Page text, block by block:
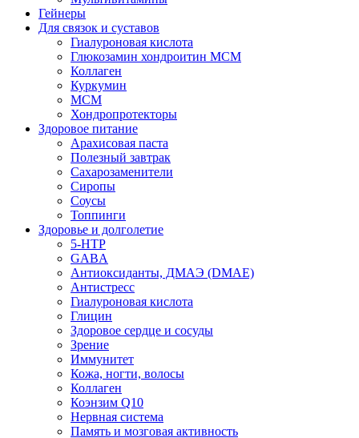
Гейнеры
Для связок и суставов
Гиалуроновая кислота
Глюкозамин хондроитин МСМ
Коллаген
Куркумин
МСМ
Хондропротекторы
Здоровое питание
Арахисовая паста
Полезный завтрак
Сахарозаменители
Сиропы
Соусы
Топпинги
Здоровье и долголетие
5-HTP
GABA
Антиоксиданты, ДМАЭ (DMAE)
Антистресс
Гиалуроновая кислота
Глицин
Здоровое сердце и сосуды
Зрение
Иммунитет
Кожа, ногти, волосы
Коллаген
Коэнзим Q10
Нервная система
Память и мозговая активность